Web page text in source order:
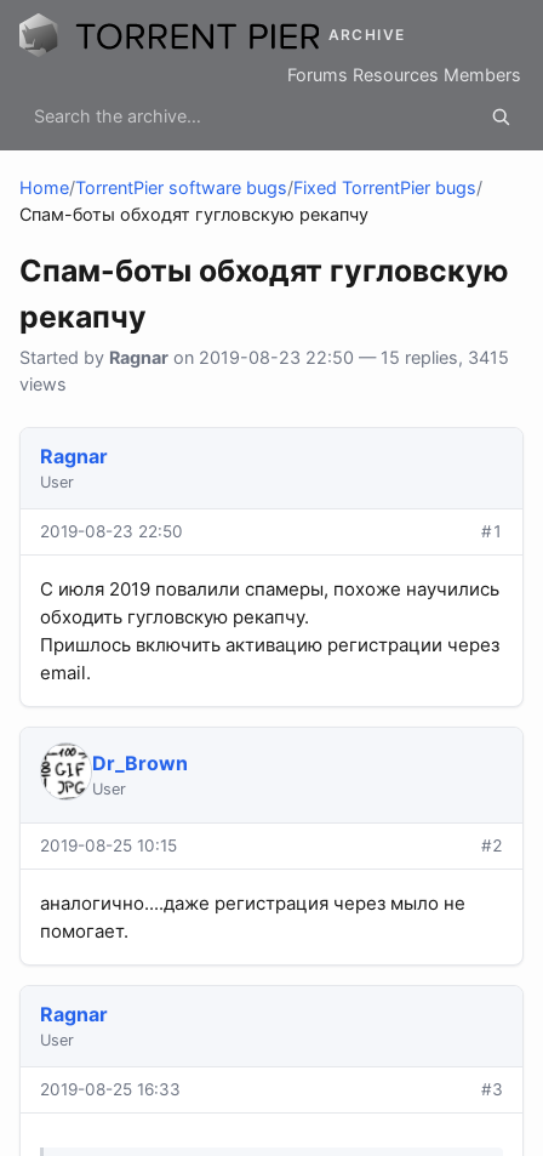
ARCHIVE
Forums Resources Members
Home/TorrentPier software bugs/Fixed TorrentPier bugs/
Спам-боты обходят гугловскую рекапчу
Спам-боты обходят гугловскую
рекапчу
Started by Ragnar on 2019-08-23 22:50 — 15 replies, 3415
views
Ragnar
User
2019-08-23 22:50 #1
С июля 2019 повалили спамеры, похоже научились
обходить гугловскую рекапчу.
Пришлось включить активацию регистрации через
email.
Dr_Brown
User
2019-08-25 10:15 #2
аналогично....даже регистрация через мыло не
помогает.
Ragnar
User
2019-08-25 16:33 #3